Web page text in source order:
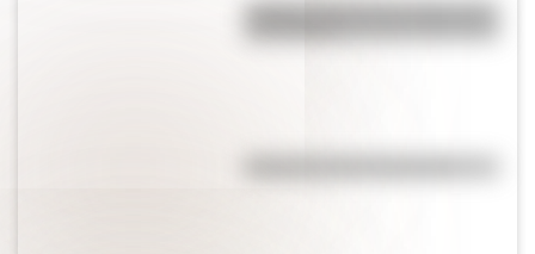
¿Sabías cómo fue la infancia de